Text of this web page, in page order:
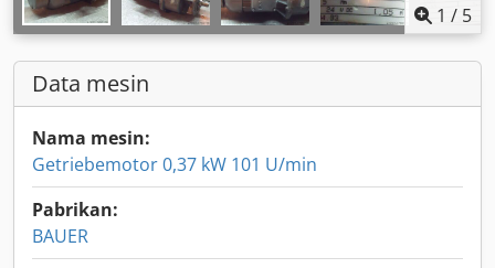
1 / 5
Data mesin
Nama mesin:
Getriebemotor 0,37 kW 101 U/min
Pabrikan:
BAUER